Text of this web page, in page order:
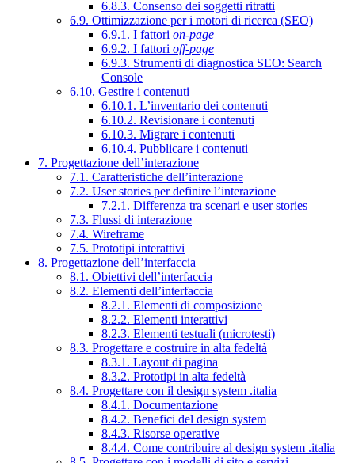
6.8.3. Consenso dei soggetti ritratti
6.9. Ottimizzazione per i motori di ricerca (SEO)
6.9.1. I fattori on-page
6.9.2. I fattori off-page
6.9.3. Strumenti di diagnostica SEO: Search
Console
6.10. Gestire i contenuti
6.10.1. L’inventario dei contenuti
6.10.2. Revisionare i contenuti
6.10.3. Migrare i contenuti
6.10.4. Pubblicare i contenuti
7. Progettazione dell’interazione
7.1. Caratteristiche dell’interazione
7.2. User stories per definire l’interazione
7.2.1. Differenza tra scenari e user stories
7.3. Flussi di interazione
7.4. Wireframe
7.5. Prototipi interattivi
8. Progettazione dell’interfaccia
8.1. Obiettivi dell’interfaccia
8.2. Elementi dell’interfaccia
8.2.1. Elementi di composizione
8.2.2. Elementi interattivi
8.2.3. Elementi testuali (microtesti)
8.3. Progettare e costruire in alta fedeltà
8.3.1. Layout di pagina
8.3.2. Prototipi in alta fedeltà
8.4. Progettare con il design system .italia
8.4.1. Documentazione
8.4.2. Benefici del design system
8.4.3. Risorse operative
8.4.4. Come contribuire al design system .italia